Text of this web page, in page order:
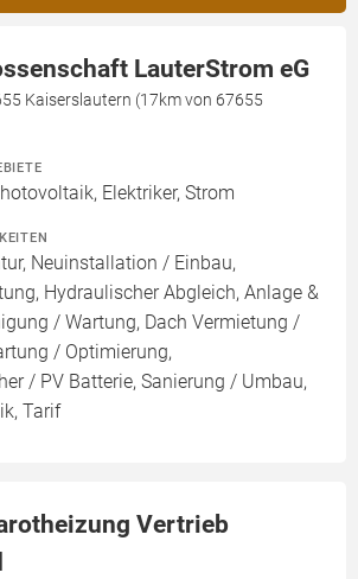
LauterStrom eG
Kaiserslautern (17km von 67655
Elektriker, Strom
Neuinstallation / Einbau,
Hydraulischer Abgleich, Anlage &
/ Wartung, Dach Vermietung /
/ Optimierung,
/ PV Batterie, Sanierung / Umbau,
Tarif
Vertrieb